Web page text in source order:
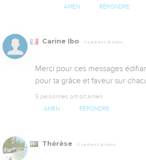
AMEN RÉPONDRE
Carine Ibo Il y a 6 ans, 8 mois
Merci pour ces messages
pour ta grâce et faveur sur
5 personnes ont dit Amen
AMEN RÉPONDRE
Thérèse Il y a 6 ans, 8 mois